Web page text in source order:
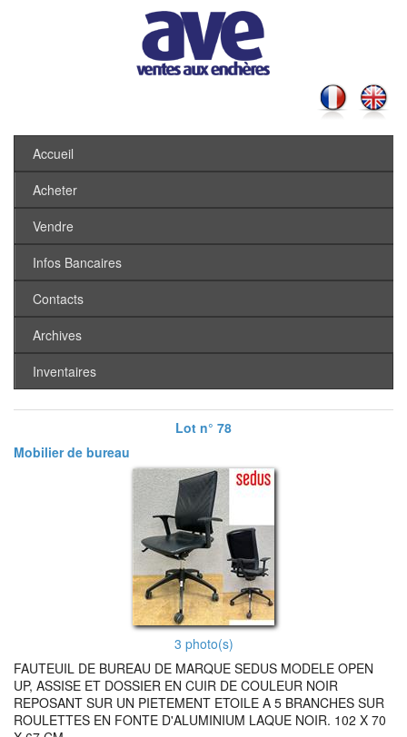
Accueil
Acheter
Vendre
Infos Bancaires
Contacts
Archives
Inventaires
Lot n° 78
Mobilier de bureau
3 photo(s)
FAUTEUIL DE BUREAU DE MARQUE SEDUS MODELE OPEN
UP, ASSISE ET DOSSIER EN CUIR DE COULEUR NOIR
REPOSANT SUR UN PIETEMENT ETOILE A 5 BRANCHES SUR
ROULETTES EN FONTE D'ALUMINIUM LAQUE NOIR. 102 X 70